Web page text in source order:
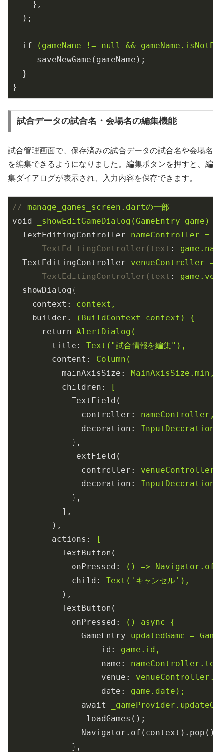
},
);
if
(gameName != null &&
_saveNewGame(gameName);
}
}
試合データの試合名・会場名の編集機能
試合管理画面で、保存済みの試合データの試合名や会場名
を編集できるようになりました。編集ボタンを押すと、編
集ダイアログが表示され、入力内容を保存できます。
//
manage_games_screen.dartの一部
void
_showEditGameDialog(GameEntry game)
TextEditingController
nameController =
TextEditingController(text :
TextEditingController
venueController =
TextEditingController(text :
showDialog(
context : context,
builder :
(BuildContext context) {
return AlertDialog(
title : Text("試合情報を編集"),
content : Column(
mainAxisSize :
MainAxisSize.min,
children :
[
TextField(
controller : nameController,
decoration :
),
TextField(
controller : venueController,
decoration :
),
],
),
actions :
[
TextButton(
onPressed :
() =>
child : Text('キャンセル'),
),
TextButton(
onPressed :
() async {
GameEntry
updatedGame =
id : game.id,
name :
venue :
date : game.date);
await
_loadGames();
Navigator.of(context).pop();
},